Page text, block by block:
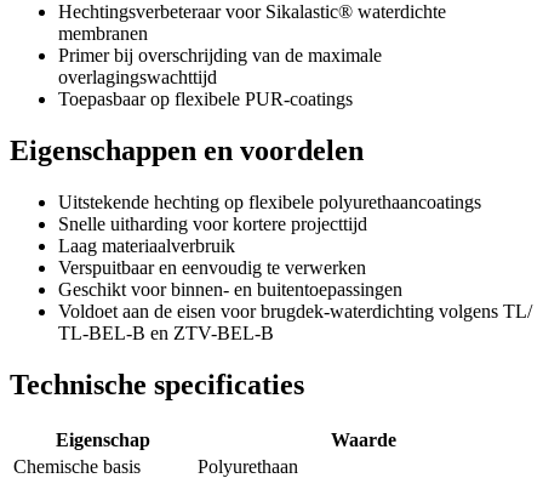
Hechtingsverbeteraar voor Sikalastic® waterdichte
membranen
Primer bij overschrijding van de maximale
overlagingswachttijd
Toepasbaar op flexibele PUR-coatings
Eigenschappen en voordelen
Uitstekende hechting op flexibele polyurethaancoatings
Snelle uitharding voor kortere projecttijd
Laag materiaalverbruik
Verspuitbaar en eenvoudig te verwerken
Geschikt voor binnen- en buitentoepassingen
Voldoet aan de eisen voor brugdek-waterdichting volgens TL/
TL-BEL-B en ZTV-BEL-B
Technische specificaties
Eigenschap
Waarde
Chemische basis
Polyurethaan